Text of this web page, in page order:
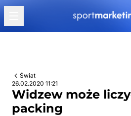
Przejdź do treści
Świat
26.02.2020 11:21
Widzew może
packing